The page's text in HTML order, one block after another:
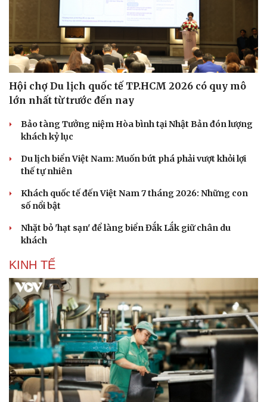
Sức khỏe
Dinh dưỡng - món ngon
Cây thuốc
Sản phụ khoa
Nam khoa
Làm đẹp - giảm cân
Ăn sạch sống khỏe
Đời sống
Nhà đẹp
Blog
Hội chợ Du lịch quốc tế TP.HCM 2026 có quy mô
lớn nhất từ trước đến nay
Bảo tàng Tưởng niệm Hòa bình tại Nhật Bản đón lượng
khách kỷ lục
Du lịch biển Việt Nam: Muốn bứt phá phải vượt khỏi lợi
thế tự nhiên
Khách quốc tế đến Việt Nam 7 tháng 2026: Những con
số nổi bật
Nhặt bỏ 'hạt sạn' để làng biển Đắk Lắk giữ chân du
khách
KINH TẾ